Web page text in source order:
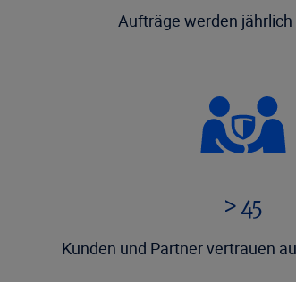
Aufträge werden
> 45
Kunden und Partner vertrauen